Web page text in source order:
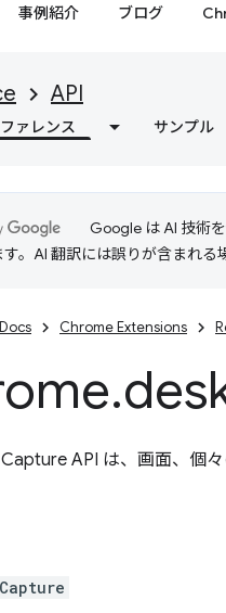
事例紹介 ブログ
API
ァレンス サンプル
Google は AI 技術
。AI 翻訳には誤りが含まれる
Docs Chrome Extensions
.
API は、画面、個々